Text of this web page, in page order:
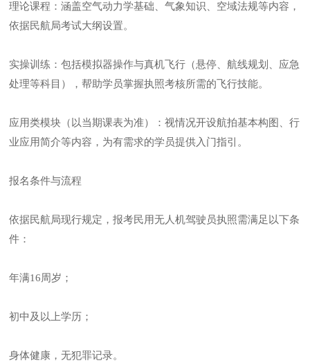
理论课程：涵盖空气动力学基础、气象知识、空域法规等内容，
依据民航局考试大纲设置。
实操训练：包括模拟器操作与真机飞行（悬停、航线规划、应急
处理等科目），帮助学员掌握执照考核所需的飞行技能。
应用类模块（以当期课表为准）：视情况开设航拍基本构图、行
业应用简介等内容，为有需求的学员提供入门指引。
报名条件与流程
依据民航局现行规定，报考民用无人机驾驶员执照需满足以下条
件：
年满16周岁；
初中及以上学历；
身体健康，无犯罪记录。